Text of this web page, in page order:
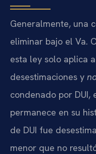
Generalmente, una
eliminar bajo el Va.
esta ley solo aplica
desestimaciones y
condenado por DUI,
permanece en su
de DUI fue
menor que no